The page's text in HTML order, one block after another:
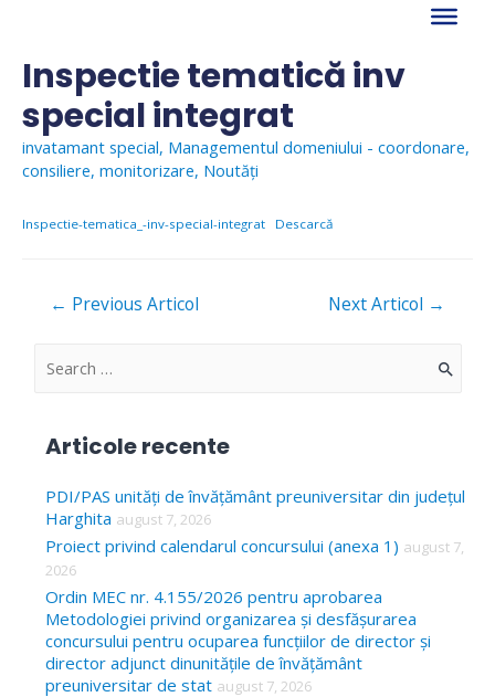
contentInspectie tematică inv
special integrat
invatamant special, Managementul domeniului - coordonare,
consiliere, monitorizare, Noutăți
Inspectie-tematica_-inv-special-integrat Descarcă
Navigare
← Previous Articol Next Articol →
S
c
h
f
o
r
Articole recente
PDI/PAS unități de învățământ preuniversitar din județul
Harghita august 7, 2026
Proiect privind calendarul concursului (anexa 1) august 7,
2026
Ordin MEC nr. 4.155/2026 pentru aprobarea
Metodologiei privind organizarea și desfășurarea
concursului pentru ocuparea funcțiilor de director și
director adjunct dinunitățile de învățământ
preuniversitar de stat august 7, 2026